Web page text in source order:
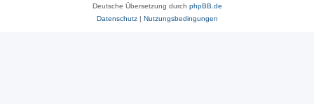
Deutsche Übersetzung durch phpBB.de
Datenschutz| Nutzungsbedingungen